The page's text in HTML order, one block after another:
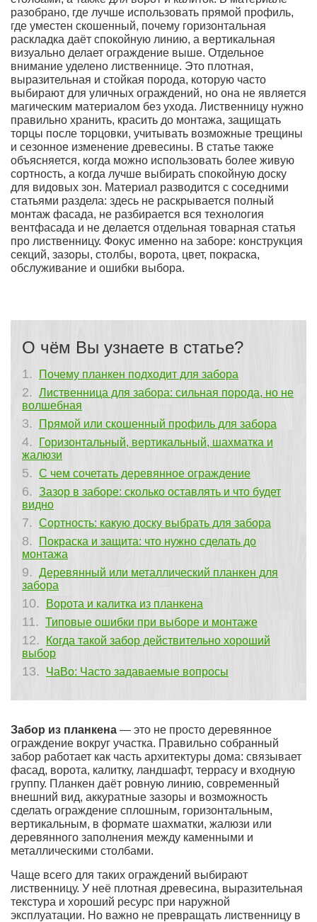
разобрано, где лучше использовать прямой профиль,
где уместен скошенный, почему горизонтальная
раскладка даёт спокойную линию, а вертикальная
визуально делает ограждение выше. Отдельное
внимание уделено лиственнице. Это плотная,
выразительная и стойкая порода, которую часто
выбирают для уличных ограждений, но она не является
магическим материалом без ухода. Лиственницу нужно
правильно хранить, красить до монтажа, защищать
торцы после торцовки, учитывать возможные трещины
и сезонное изменение древесины. В статье также
объясняется, когда можно использовать более живую
сортность, а когда лучше выбирать спокойную доску
для видовых зон. Материал разводится с соседними
статьями раздела: здесь не раскрывается полный
монтаж фасада, не разбирается вся технология
вентфасада и не делается отдельная товарная статья
про лиственницу. Фокус именно на заборе: конструкция
секций, зазоры, столбы, ворота, цвет, покраска,
обслуживание и ошибки выбора.
О чём Вы узнаете в статье?
Почему планкен подходит для забора
Лиственница для забора: сильная порода, но не
волшебная
Прямой или скошенный профиль для забора
Горизонтальный, вертикальный, шахматка и
жалюзи
С чем сочетать деревянное ограждение
Зазор в заборе: сколько оставлять и что будет
видно
Сортность: какую доску выбрать для забора
Покраска и защита: что нужно сделать до
монтажа
Деревянный или металлический планкен для
забора
Ворота и калитка из планкена
Типовые ошибки при выборе и монтаже
Когда такой забор действительно хороший
выбор
ЧаВо: Часто задаваемые вопросы
Забор из планкена — это не просто деревянное
ограждение вокруг участка. Правильно собранный
забор работает как часть архитектуры дома: связывает
фасад, ворота, калитку, ландшафт, террасу и входную
группу. Планкен даёт ровную линию, современный
внешний вид, аккуратные зазоры и возможность
сделать ограждение сплошным, горизонтальным,
вертикальным, в формате шахматки, жалюзи или
деревянного заполнения между каменными и
металлическими столбами.
Чаще всего для таких ограждений выбирают
лиственницу. У неё плотная древесина, выразительная
текстура и хороший ресурс при наружной
эксплуатации. Но важно не превращать лиственницу в